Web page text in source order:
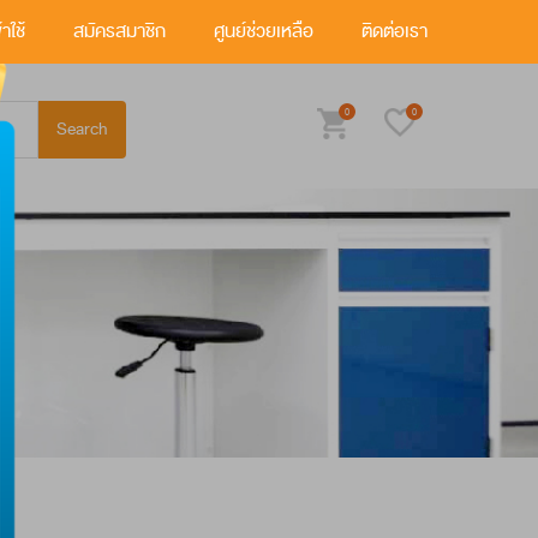
ติดต่อเรา
ศูนย์ช่วยเหลือ
สมัครสมาชิก
ใช้
0
0
งความสำคัญเกี่ยวกับสิทธิ และความเป็นส่วนตัวของท่าน